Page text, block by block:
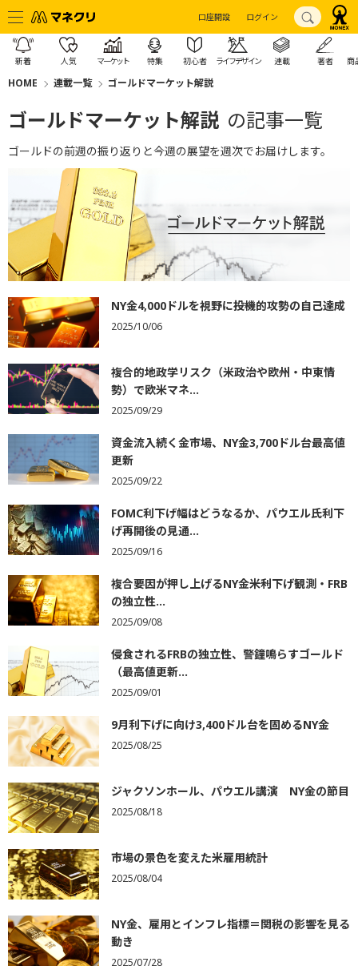
口座開設 ログイン
新着 人気 マーケット 特集 初心者 ライフデザイン 連載 著者 商
HOME 連載一覧 ゴールドマーケット解説
ゴールドマーケット解説 の記事一覧
ゴールドの前週の振り返りと今週の展望を週次でお届けします。
NY金4,000ドルを視野に――投機的攻勢の自己達成
2025/10/06
複合的地政学リスク（米政治や欧州・中東情
勢）で欧米マネ...
2025/09/29
資金流入続く金市場、NY金3,700ドル台最高値
更新
2025/09/22
FOMC利下げ幅はどうなるか、パウエル氏利下
げ再開後の見通...
2025/09/16
複合要因が押し上げるNY金――米利下げ観測・FRB
の独立性...
2025/09/08
侵食されるFRBの独立性、警鐘鳴らすゴールド
（最高値更新...
2025/09/01
9月利下げに向け3,400ドル台を固めるNY金
2025/08/25
ジャクソンホール、パウエル講演 NY金の節目
2025/08/18
市場の景色を変えた米雇用統計
2025/08/04
NY金、雇用とインフレ指標＝関税の影響を見る
動き
2025/07/28